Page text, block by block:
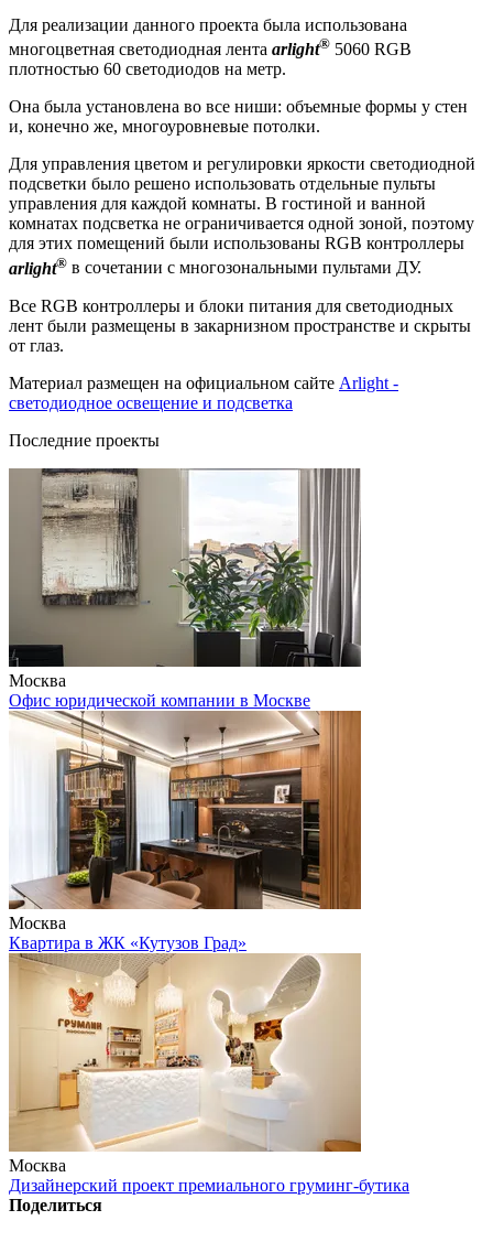
Для реализации данного проекта была использована
многоцветная светодиодная лента arlight® 5060 RGB
плотностью 60 светодиодов на метр.
Она была установлена во все ниши: объемные формы у стен
и, конечно же, многоуровневые потолки.
Для управления цветом и регулировки яркости светодиодной
подсветки было решено использовать отдельные пульты
управления для каждой комнаты. В гостиной и ванной
комнатах подсветка не ограничивается одной зоной, поэтому
для этих помещений были использованы RGB контроллеры
arlight® в сочетании с многозональными пультами ДУ.
Все RGB контроллеры и блоки питания для светодиодных
лент были размещены в закарнизном пространстве и скрыты
от глаз.
Материал размещен на официальном сайте Arlight -
светодиодное освещение и подсветка
Последние проекты
Москва
Офис юридической компании в Москве
Москва
Квартира в ЖК «Кутузов Град»
Москва
Дизайнерский проект премиального груминг-бутика
Поделиться